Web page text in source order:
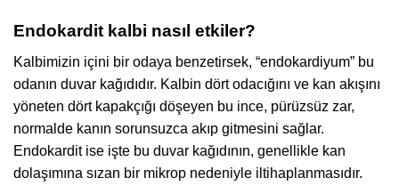
Endokardit kalbi nasıl etkiler?
Kalbimizin içini bir odaya benzetirsek, “endokardiyum” bu
odanın duvar kağıdıdır. Kalbin dört odacığını ve kan akışını
yöneten dört kapakçığı döşeyen bu ince, pürüzsüz zar,
normalde kanın sorunsuzca akıp gitmesini sağlar.
Endokardit ise işte bu duvar kağıdının, genellikle kan
dolaşımına sızan bir mikrop nedeniyle iltihaplanmasıdır.